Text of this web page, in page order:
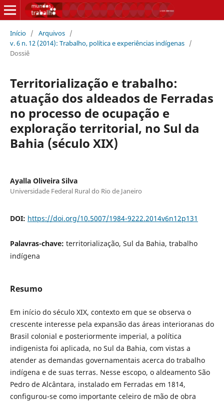
Início / Arquivos /
v. 6 n. 12 (2014): Trabalho, política e experiências indígenas /
Dossiê
Territorialização e trabalho:
atuação dos aldeados de Ferradas
no processo de ocupação e
exploração territorial, no Sul da
Bahia (século XIX)
Ayalla Oliveira Silva
Universidade Federal Rural do Rio de Janeiro
DOI: https://doi.org/10.5007/1984-9222.2014v6n12p131
Palavras-chave: territorialização, Sul da Bahia, trabalho
indígena
Resumo
Em início do século XIX, contexto em que se observa o
crescente interesse pela expansão das áreas interioranas do
Brasil colonial e posteriormente imperial, a política
indigenista foi aplicada, no Sul da Bahia, com vistas a
atender as demandas governamentais acerca do trabalho
indígena e de suas terras. Nesse escopo, o aldeamento São
Pedro de Alcântara, instalado em Ferradas em 1814,
configurou-se como importante celeiro de mão de obra